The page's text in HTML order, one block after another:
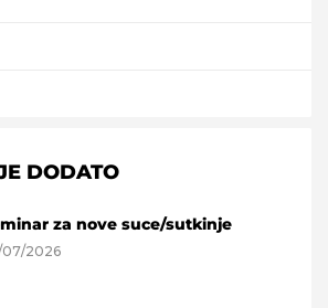
DODATO
za nove suce/sutkinje
07/2026